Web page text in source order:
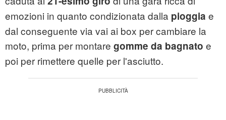
emozioni in quanto condizionata dalla pioggia e
dal conseguente via vai ai box per cambiare la
moto, prima per montare gomme da bagnato e
poi per rimettere quelle per l'asciutto.